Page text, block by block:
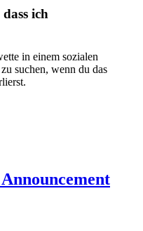
ich
in einem sozialen
suchen, wenn du das